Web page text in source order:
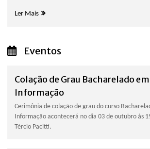
Ler Mais
Eventos
Colação de Grau Bacharelado
Informação
Cerimônia de colação de grau do curso
Informação acontecerá no dia 03 de outubro às
Tércio Pacitti.